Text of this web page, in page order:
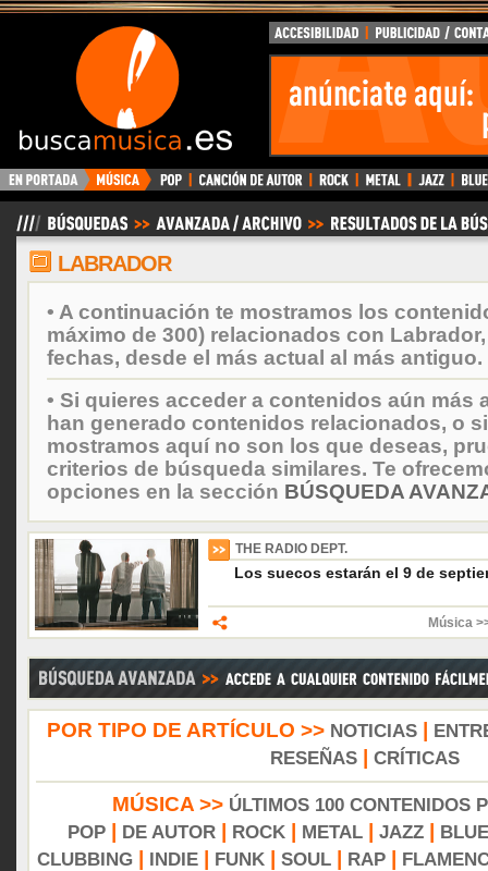
BuscaMusica.es
LABRADOR
• A continuación te mostramos los
máximo de 300) relacionados con
fechas, desde el más actual al más antiguo.
• Si quieres acceder a contenidos aún más
han generado contenidos relacionados, o
mostramos aquí no son los que deseas,
criterios de búsqueda similares. Te
opciones en la sección BÚSQUEDA
THE RADIO DEPT.
Los suecos estarán el 9 de
Música
POR TIPO DE ARTÍCULO >> NOTICIAS|
RESEÑAS| CRÍTICAS
MÚSICA >> ÚLTIMOS 100 CONTENIDOS
POP
DE AUTOR ROCK METAL JAZZ
CLUBBING
INDIE FUNK SOUL RAP